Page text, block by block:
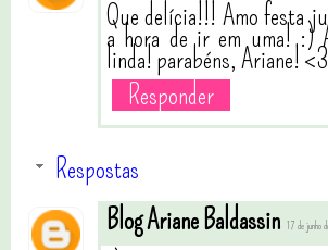
Que delícia!!! Amo festa
a hora de ir em uma! :)
linda! parabéns, Ariane! <3
Responder
Respostas
Blog Ariane Baldassin 17 de junho